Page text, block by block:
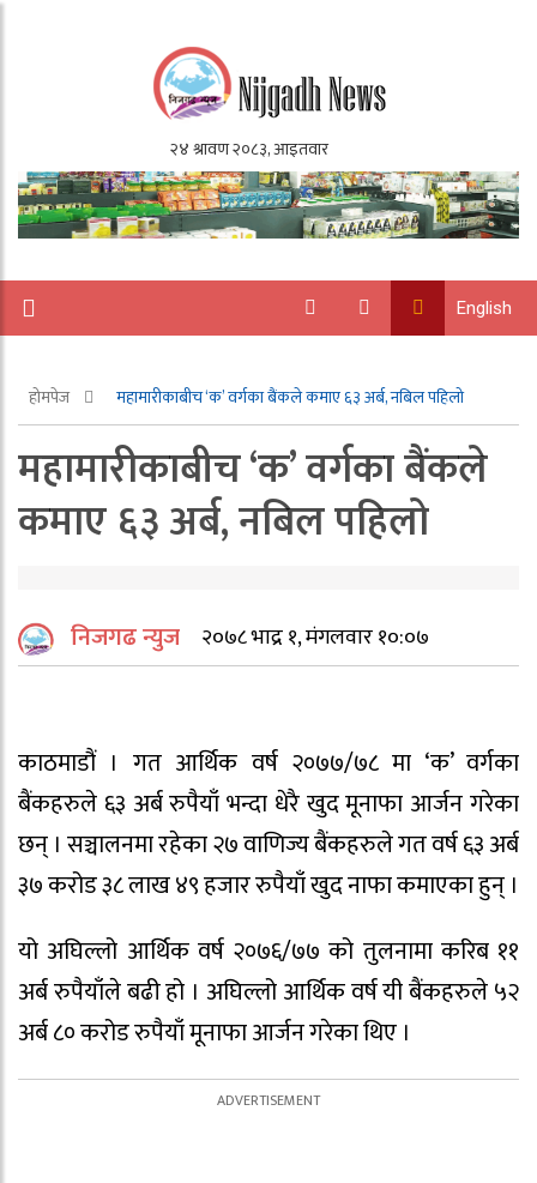
English
होमपेज महामारीकाबीच ‘क’ वर्गका बैंकले कमाए ६३ अर्ब, नबिल पहिलो
महामारीकाबीच ‘क’ वर्गका बैंकले
कमाए ६३ अर्ब, नबिल पहिलो
निजगढ न्युज २०७८ भाद्र १, मंगलवार १०:०७
काठमाडौं । गत आर्थिक वर्ष २०७७/७८ मा ‘क’ वर्गका
बैंकहरुले ६३ अर्ब रुपैयाँ भन्दा धेरै खुद मूनाफा आर्जन गरेका
छन् । सञ्चालनमा रहेका २७ वाणिज्य बैंकहरुले गत वर्ष ६३ अर्ब
३७ करोड ३८ लाख ४९ हजार रुपैयाँ खुद नाफा कमाएका हुन् ।
यो अघिल्लो आर्थिक वर्ष २०७६/७७ को तुलनामा करिब ११
अर्ब रुपैयाँले बढी हो । अघिल्लो आर्थिक वर्ष यी बैंकहरुले ५२
अर्ब ८० करोड रुपैयाँ मूनाफा आर्जन गरेका थिए ।